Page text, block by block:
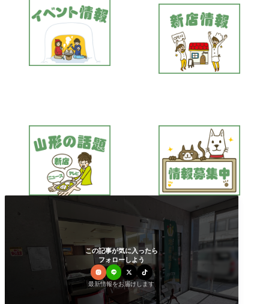
この記事が気に入ったら
フォローしよう
最新情報をお届けします